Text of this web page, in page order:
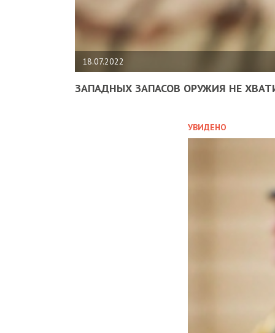
18.07.2022
ЗАПАДНЫХ ЗАПАСОВ ОРУЖИЯ НЕ
УВИДЕНО